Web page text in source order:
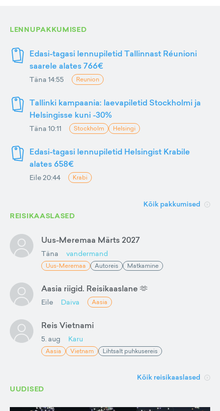
LENNUPAKKUMISED
Edasi-tagasi lennupiletid Tallinnast Réunioni
saarele alates 766€
Täna 14:55 Reunion
Tallinki kampaania: laevapiletid Stockholmi ja
Helsingisse kuni -30%
Täna 10:11 Stockholm Helsingi
Edasi-tagasi lennupiletid Helsingist Krabile
alates 658€
Eile 20:44 Krabi
Kõik pakkumised
REISIKAASLASED
Uus-Meremaa Märts 2027
Täna vandermand
Uus-Meremaa Autoreis Matkamine
Aasia riigid. Reisikaaslane 🫶
Eile Daiva Aasia
Reis Vietnami
5. aug Karu
Aasia Vietnam Lihtsalt puhkusereis
Kõik reisikaaslased
UUDISED